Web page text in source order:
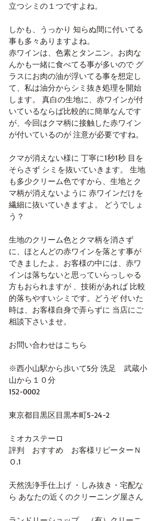
立つシミの１つですよね。
しかも、うっかり 知らぬ間に付いてる
事も多々ありますよね。
赤ワインは、色素とタンニン。お肉な
んかも一緒に食べてる事が多いので グ
ラスにお肉の油が浮いてる事を想定し
て、私は油分からシミ抜き処理を開始
します。 真白の生地に、赤ワインが付
いているならば比較的に簡単なんです
が、今回はクマ柄に接触した赤ワイン
が付いているのが 注意が必要ですね。
クマが消えない様に 丁寧に1秒1秒 目を
そらさず シミを抜いていきます。 生地
も多少クリーム色ですから、生地とク
マ柄が消えないように 赤ワインだけを
繊細に抜いていきますよ。 どうでしょ
う？
生地のクリーム色とクマ柄を消さず
に、ほとんどの赤ワインを落とす事が
できましたよ。お客様の中には、赤ワ
インは落ちないと思っていらっしゃる
方もおられますが 、技術があれば 比較
的落ちやすいシミです。どうぞ 付いた
時は、お客様自身で弄らずに 当店にご
相談下さいませ。
お問い合わせはこちら
※西小山駅から歩いて5分 洗足　武蔵小
山から１０分
152-0002
東京都目黒区目黒本町5-24-2
ミオカステーロ
評判　おすすめ　お客様リピーターＮ
Ｏ.1
天然洗浄手仕上げ ・しみ抜き・宅配な
ら あなたの近くのクリーニング屋さん